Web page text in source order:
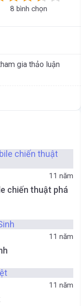
8 bình chọn
gia thảo luận
11 năm
chiến thuật phá
11 năm
11 năm